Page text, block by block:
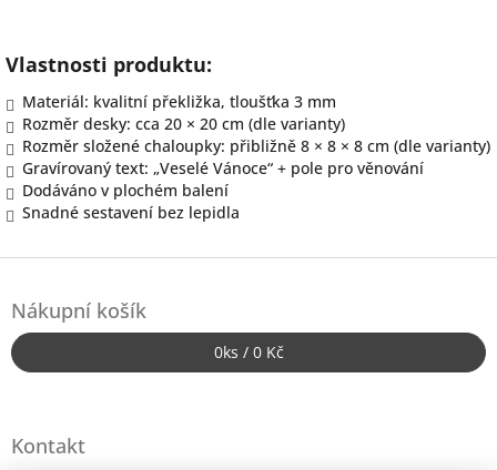
Vlastnosti produktu:
Materiál: kvalitní překližka, tloušťka 3 mm
Rozměr desky: cca 20 × 20 cm (dle varianty)
Rozměr složené chaloupky: přibližně 8 × 8 × 8 cm (dle varianty)
Gravírovaný text: „Veselé Vánoce“ + pole pro věnování
Dodáváno v plochém balení
Snadné sestavení bez lepidla
Z
Nákupní košík
0ks / 0 Kč
Kontakt